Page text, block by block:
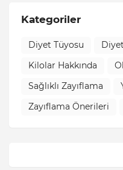
Kategoriler
Diyet Tüyosu
Kilolar Hakkında
Sağlıklı Zayıflama
Zayıflama Önerileri